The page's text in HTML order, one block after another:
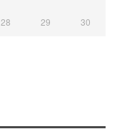
28 29 30